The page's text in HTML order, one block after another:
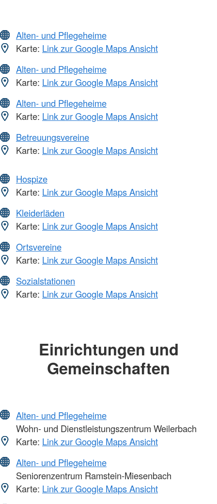
Alten- und Pflegeheime
Karte: Link zur Google Maps Ansicht
Alten- und Pflegeheime
Karte: Link zur Google Maps Ansicht
Alten- und Pflegeheime
Karte: Link zur Google Maps Ansicht
Betreuungsvereine
Karte: Link zur Google Maps Ansicht
Hospize
Karte: Link zur Google Maps Ansicht
Kleiderläden
Karte: Link zur Google Maps Ansicht
Ortsvereine
Karte: Link zur Google Maps Ansicht
Sozialstationen
Karte: Link zur Google Maps Ansicht
Einrichtungen und
Gemeinschaften
Alten- und Pflegeheime
Wohn- und Dienstleistungszentrum Weilerbach
Karte: Link zur Google Maps Ansicht
Alten- und Pflegeheime
Seniorenzentrum Ramstein-Miesenbach
Karte: Link zur Google Maps Ansicht